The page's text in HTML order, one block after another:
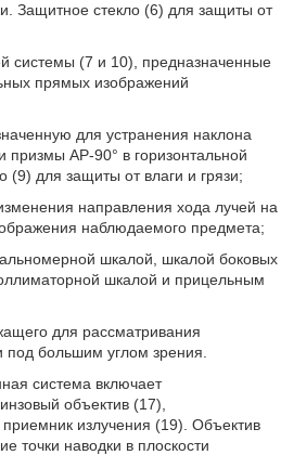
Защитное стекло (6) для защиты от
системы (7 и 10), предназначенные
прямых изображений
для устранения наклона
АР-90° в горизонтальной
(9) для защиты от влаги и грязи;
направления хода лучей на
наблюдаемого предмета;
шкалой, шкалой боковых
шкалой и прицельным
для рассматривания
под большим углом зрения.
система включает
объектив (17),
излучения (19). Объектив
точки наводки в плоскости